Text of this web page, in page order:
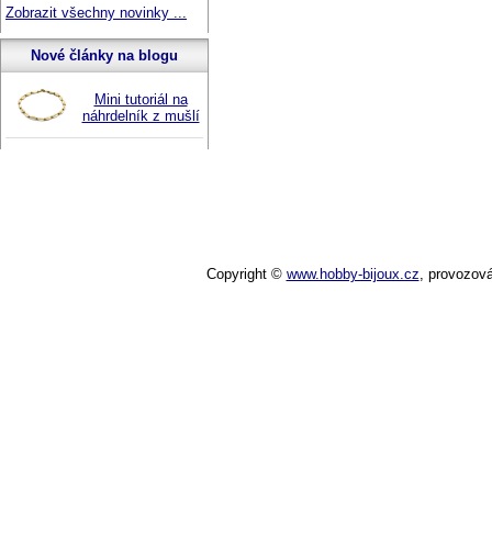
Zobrazit všechny novinky ...
Nové články na blogu
Mini tutoriál na
náhrdelník z mušlí
Copyright © www.hobby-bijoux.cz